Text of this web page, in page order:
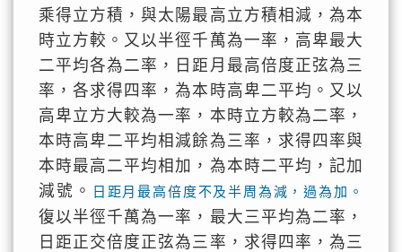
乘得立方積，與太陽最高立方積相減，為本
時立方較。又以半徑千萬為一率，高卑最大
二平均各為二率，日距月最高倍度正弦為三
率，各求得四率，為本時高卑二平均。又以
高卑立方大較為一率，本時立方較為二率，
本時高卑二平均相減餘為三率，求得四率與
本時最高二平均相加，為本時二平均，記加
減號。
日距月最高倍度不及半周為減，過為加。
復以半徑千萬為一率，最大三平均為二率，
日距正交倍度正弦為三率，求得四率，為三